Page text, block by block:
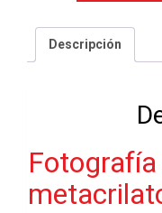
metacrilato
GALLERY
10-
2022
Descripción